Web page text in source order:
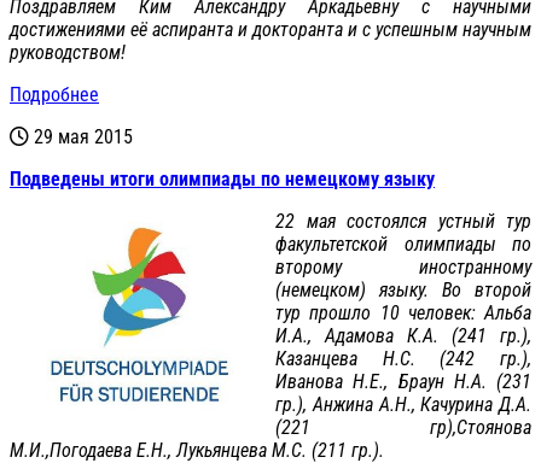
Поздравляем Ким Александру Аркадьевну с научными
достижениями её аспиранта и докторанта и с успешным научным
руководством!
Подробнее
29 мая 2015
Подведены итоги олимпиады по немецкому языку
22 мая состоялся устный тур
факультетской олимпиады по
второму иностранному
(немецком) языку. Во второй
тур прошло 10 человек: Альба
И.А., Адамова К.А. (241 гр.),
Казанцева Н.С. (242 гр.),
Иванова Н.Е., Браун Н.А. (231
гр.), Анжина А.Н., Качурина Д.А.
(221 гр),Стоянова
М.И.,Погодаева Е.Н., Лукьянцева М.С. (211 гр.).